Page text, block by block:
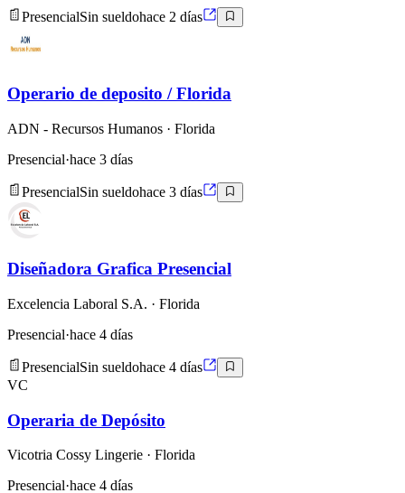
PresencialSin sueldohace 2 días
Operario de deposito / Florida
ADN - Recursos Humanos · Florida
Presencial·hace 3 días
PresencialSin sueldohace 3 días
Diseñadora Grafica Presencial
Excelencia Laboral S.A. · Florida
Presencial·hace 4 días
PresencialSin sueldohace 4 días
VC
Operaria de Depósito
Vicotria Cossy Lingerie · Florida
Presencial·hace 4 días